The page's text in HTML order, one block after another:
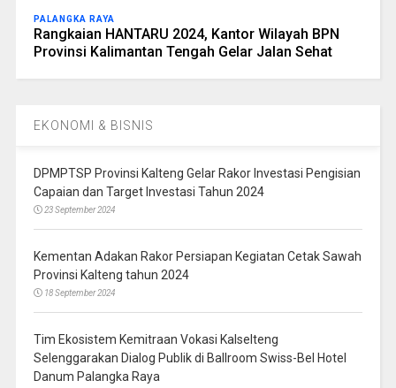
PALANGKA RAYA
Rangkaian HANTARU 2024, Kantor Wilayah BPN
Provinsi Kalimantan Tengah Gelar Jalan Sehat
EKONOMI & BISNIS
DPMPTSP Provinsi Kalteng Gelar Rakor Investasi Pengisian
Capaian dan Target Investasi Tahun 2024
23 September 2024
Kementan Adakan Rakor Persiapan Kegiatan Cetak Sawah
Provinsi Kalteng tahun 2024
18 September 2024
Tim Ekosistem Kemitraan Vokasi Kalselteng
Selenggarakan Dialog Publik di Ballroom Swiss-Bel Hotel
Danum Palangka Raya